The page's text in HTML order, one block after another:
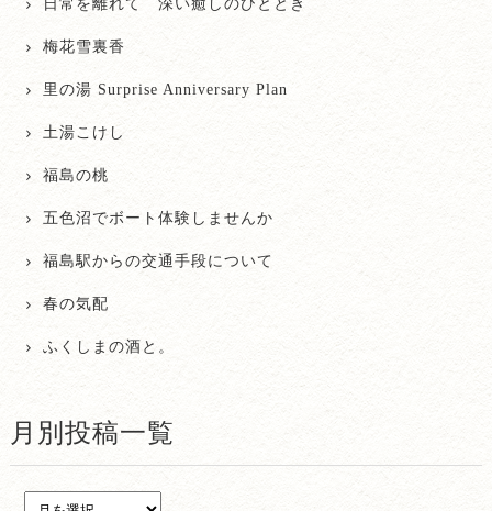
日常を離れて 深い癒しのひととき
梅花雪裏香
里の湯 Surprise Anniversary Plan
土湯こけし
福島の桃
五色沼でボート体験しませんか
福島駅からの交通手段について
春の気配
ふくしまの酒と。
月別投稿一覧